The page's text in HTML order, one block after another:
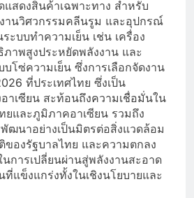
สดงสินค้าเฉพาะทาง สำหรับ
านวิศวกรรมคลีนรูม และอุปกรณ์
ะบบทำความเย็น เช่น เครื่อง
าพสูงประหยัดพลังงาน และ
โซ่ความเย็น ซึ่งการเลือกจัดงาน
ที่ประเทศไทย ซึ่งเป็น
าเซียน สะท้อนถึงความเชื่อมั่นใน
ยและภูมิภาคอาเซียน รวมถึง
ฒนาอย่างเป็นมิตรต่อสิ่งแวดล้อม
ของรัฐบาลไทย และความตกลง
การเปลี่ยนผ่านสู่พลังงานสะอาด
แข็งแกร่งทั้งในเชิงนโยบายและ